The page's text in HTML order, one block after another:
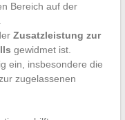
Bereich auf der
Zusatzleistung zur
gewidmet ist.
ein, insbesondere die
zugelassenen